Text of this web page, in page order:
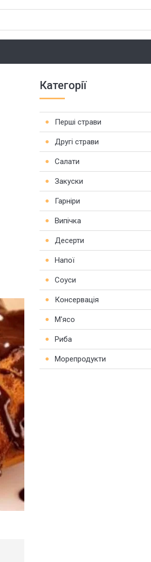
Категорії
Перші страви
Другі страви
Салати
Закуски
Гарніри
Випічка
Десерти
Напої
Соуси
Консервація
М'ясо
Риба
Морепродукти